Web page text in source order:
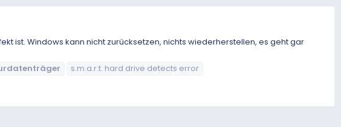
ist. Windows kann nicht zurücksetzen, nichts wiederherstellen, es geht gar
s.m.a.r.t. hard drive detects error